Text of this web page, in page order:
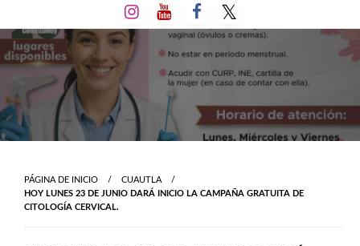
al
contenido
PÁGINA DE INICIO
CUAUTLA
HOY LUNES 23 DE JUNIO DARÁ INICIO LA CAMPAÑA GRATUITA DE
CITOLOGÍA CERVICAL.